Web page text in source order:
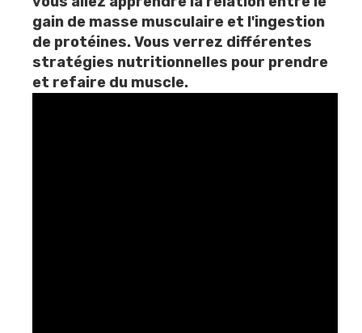
gain de masse musculaire et l'ingestion
de protéines. Vous verrez différentes
stratégies nutritionnelles pour prendre
et refaire du muscle.